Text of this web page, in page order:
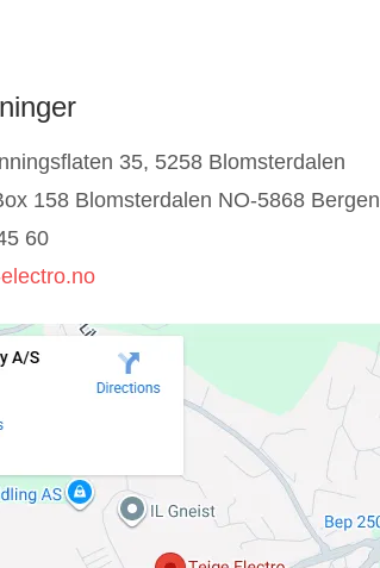
35, 5258 Blomsterdalen
158 Blomsterdalen NO-5868 Bergen
60